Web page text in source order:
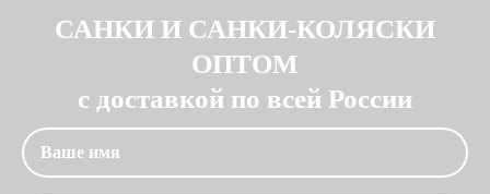
САНКИ И САНКИ-КОЛЯСКИ
ОПТОМ
с доставкой по всей России